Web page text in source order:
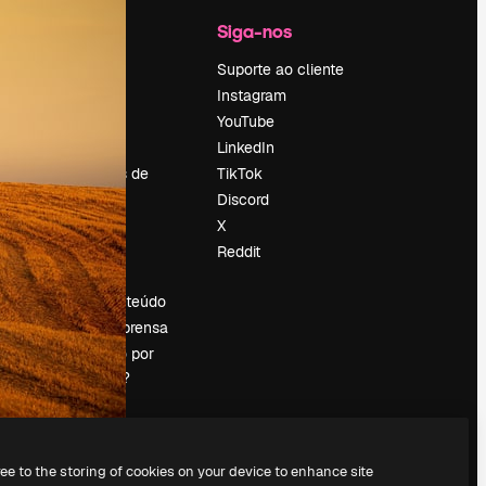
Tendências de
pesquisa
Blog
Eventos
Slidesgo
Vender conteúdo
Sala de imprensa
Procurando por
magnific.ai?
Siga-nos
Suporte ao cliente
Instagram
YouTube
LinkedIn
TikTok
Discord
X
Reddit
to the storing of cookies on your device to enhance site